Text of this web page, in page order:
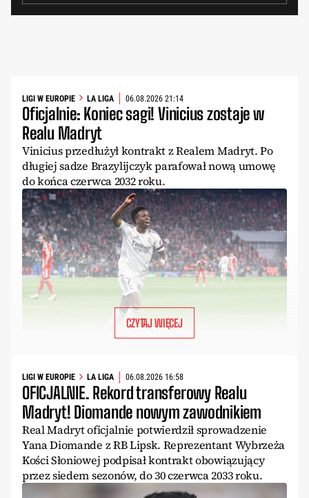
LIGI W EUROPIE LA LIGA 06.08.2026 21:14
Oficjalnie: Koniec sagi! Vinicius zostaje w
Realu Madryt
Vinicius przedłużył kontrakt z Realem Madryt. Po
długiej sadze Brazylijczyk parafował nową umowę
do końca czerwca 2032 roku.
CZYTAJ WIĘCEJ
LIGI W EUROPIE LA LIGA 06.08.2026 16:58
OFICJALNIE. Rekord transferowy Realu
Madryt! Diomande nowym zawodnikiem
Real Madryt oficjalnie potwierdził sprowadzenie
Yana Diomande z RB Lipsk. Reprezentant Wybrzeża
Kości Słoniowej podpisał kontrakt obowiązujący
przez siedem sezonów, do 30 czerwca 2033 roku.